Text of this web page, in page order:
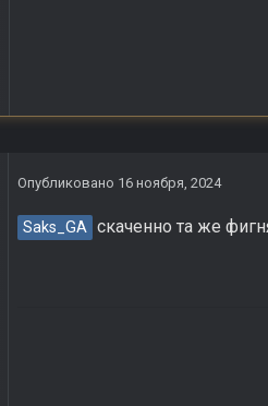
Опубликовано 16 ноября, 2024
Saks_GA скаченно та же